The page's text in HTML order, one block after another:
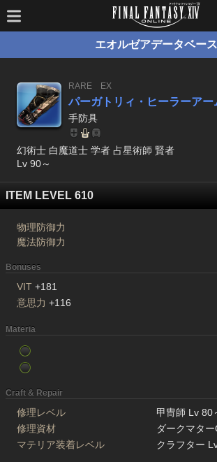
エオルゼアデータベース
RARE
EX
パーガトリィ・ヒーラーアー
手防具
幻術士 白魔道士 学者 占星術師 賢者
Lv 90～
ITEM LEVEL 610
物理防御力
魔法防御力
Bonuses
VIT +181
意思力 +116
Materia
Craft & Repair
修理レベル
甲冑師 Lv 80
修理資材
ダークマター
マテリア装着レベル
クラフター